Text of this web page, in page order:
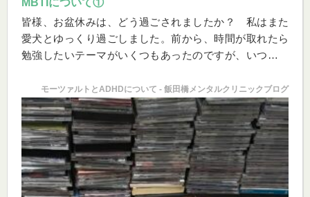
皆様、お盆休みは、どう過ごされましたか？ 私はまた
愛犬とゆっくり過ごしました。前から、時間が取れたら
勉強したいテーマがいくつもあったのですが、いつもの
それにもめげず、前から気になっていたことも調べてみ
ました。それは「MBTI」というものについてです。私が
若い時などは、よく飲み会で「〇〇先生は血液型は
何？」とか「まったく、△△先生は、大雑把なO型なん
だから……」などと冗談で言い合ったものです。それと
同じような場面で、今の若い人は、「自分はINFPです」
とか、「あの人はESFJだね」などと話しているようで
モーツァルトとADHDについて - 飯田橋メンタルクリニックブログ